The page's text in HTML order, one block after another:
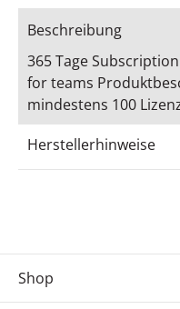
Beschreibung
365 Tage
for teams
mindestens 100
Herstellerhinweise
Shop